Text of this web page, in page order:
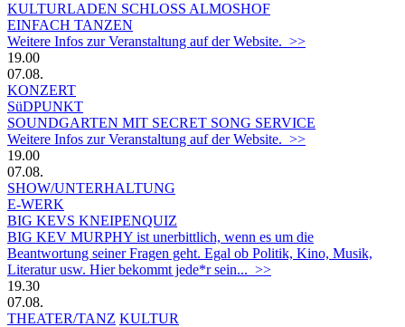
KULTURLADEN SCHLOSS ALMOSHOF
EINFACH TANZEN
Weitere Infos zur Veranstaltung auf der Website. >>
19.00
07.08.
KONZERT
SüDPUNKT
SOUNDGARTEN MIT SECRET SONG SERVICE
Weitere Infos zur Veranstaltung auf der Website. >>
19.00
07.08.
SHOW/UNTERHALTUNG
E-WERK
BIG KEVS KNEIPENQUIZ
BIG KEV MURPHY ist unerbittlich, wenn es um die
Beantwortung seiner Fragen geht. Egal ob Politik, Kino, Musik,
Literatur usw. Hier bekommt jede*r sein... >>
19.30
07.08.
THEATER/TANZ KULTUR